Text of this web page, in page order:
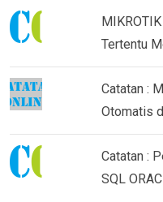
Tertentu
Catatan :
Otomatis
Catatan :
SQL